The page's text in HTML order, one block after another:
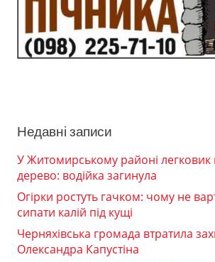
Недавні записи
У Житомирському районі легковик
дерево: водійка загинула
Огірки ростуть гачком: чому не
сипати калій під кущі
Черняхівська громада втратила
Олександра Капустіна